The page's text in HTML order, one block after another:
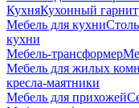
КухняКухонный
Мебель для кухни
кухни
Мебель-трансформер
Мебель для жилых
кресла-маятники
Мебель для прихожей